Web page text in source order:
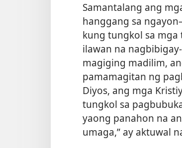
Samantalang ang
hanggang sa
kung tungkol sa mga
ilawan na
magiging madilim,
pamamagitan ng
Diyos, ang mga
tungkol sa
yaong panahon na
umaga,” ay aktuwal